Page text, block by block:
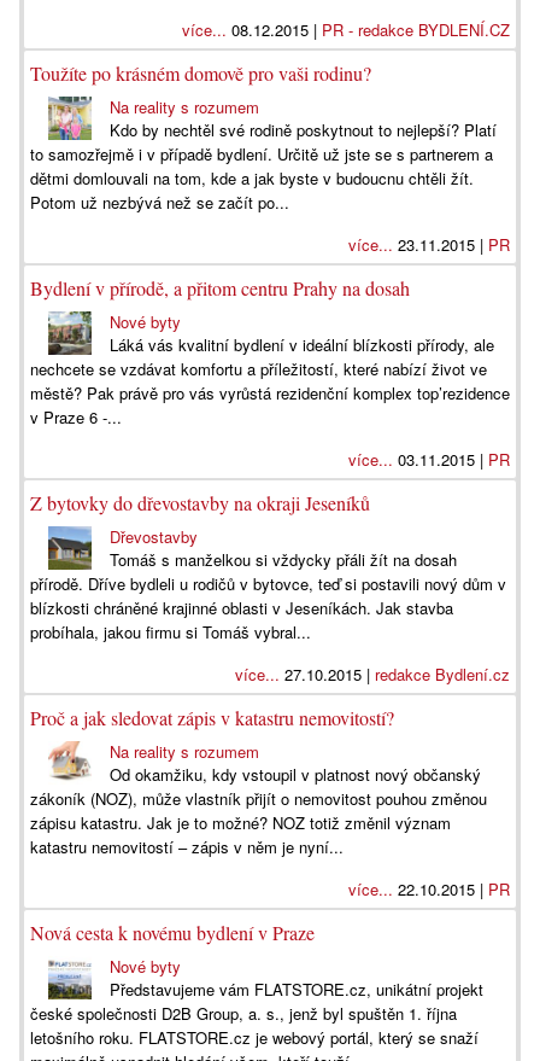
více... 08.12.2015 | PR - redakce BYDLENÍ.CZ
Toužíte po krásném domově pro vaši rodinu?
Na reality s rozumem
Kdo by nechtěl své rodině poskytnout to nejlepší? Platí
to samozřejmě i v případě bydlení. Určitě už jste se s partnerem a
dětmi domlouvali na tom, kde a jak byste v budoucnu chtěli žít.
Potom už nezbývá než se začít po...
více... 23.11.2015 | PR
Bydlení v přírodě, a přitom centru Prahy na dosah
Nové byty
Láká vás kvalitní bydlení v ideální blízkosti přírody, ale
nechcete se vzdávat komfortu a příležitostí, které nabízí život ve
městě? Pak právě pro vás vyrůstá rezidenční komplex top’rezidence
v Praze 6 -...
více... 03.11.2015 | PR
Z bytovky do dřevostavby na okraji Jeseníků
Dřevostavby
Tomáš s manželkou si vždycky přáli žít na dosah
přírodě. Dříve bydleli u rodičů v bytovce, teď si postavili nový dům v
blízkosti chráněné krajinné oblasti v Jeseníkách. Jak stavba
probíhala, jakou firmu si Tomáš vybral...
více... 27.10.2015 | redakce Bydlení.cz
Proč a jak sledovat zápis v katastru nemovitostí?
Na reality s rozumem
Od okamžiku, kdy vstoupil v platnost nový občanský
zákoník (NOZ), může vlastník přijít o nemovitost pouhou změnou
zápisu katastru. Jak je to možné? NOZ totiž změnil význam
katastru nemovitostí – zápis v něm je nyní...
více... 22.10.2015 | PR
Nová cesta k novému bydlení v Praze
Nové byty
Představujeme vám FLATSTORE.cz, unikátní projekt
české společnosti D2B Group, a. s., jenž byl spuštěn 1. října
letošního roku. FLATSTORE.cz je webový portál, který se snaží